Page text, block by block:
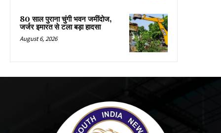
80 साल पुराना चुंगी भवन जमींदोज,
जर्जर इमारत से टला बड़ा हादसा
August 6, 2026